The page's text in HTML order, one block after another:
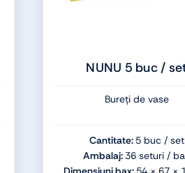
NUNU 5 buc /
Bureți de vase
Cantitate: 5 buc / set
Ambalaj:36 seturi /